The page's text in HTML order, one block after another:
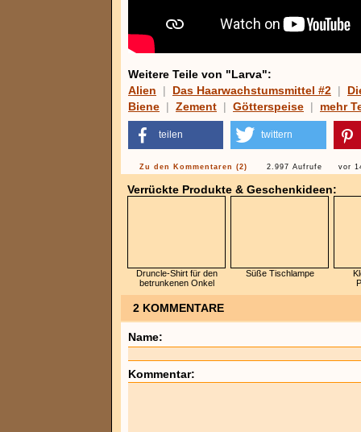
Weitere Teile von "Larva":
Alien
| Das Haarwachstumsmittel #2 |
Biene | Zement | Götterspeise | mehr
teilen twittern
Zu den Kommentaren (2) 2.997 Aufrufe vor
Verrückte Produkte & Geschenkideen:
Druncle-Shirt für den
betrunkenen Onkel
Süße Tischlampe
2 KOMMENTARE
Name:
Kommentar: